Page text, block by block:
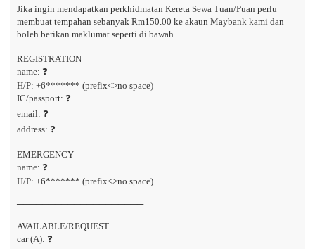
Jika ingin mendapatkan perkhidmatan Kereta Sewa Tuan/Puan perlu
membuat tempahan sebanyak Rm150.00 ke akaun Maybank kami dan
boleh berikan maklumat seperti di bawah.
REGISTRATION
name: ❓
H/P: +6******* (prefix<>no space)
IC/passport: ❓
email: ❓
address: ❓
EMERGENCY
name: ❓
H/P: +6******* (prefix<>no space)
────────────────────
AVAILABLE/REQUEST
car (A): ❓